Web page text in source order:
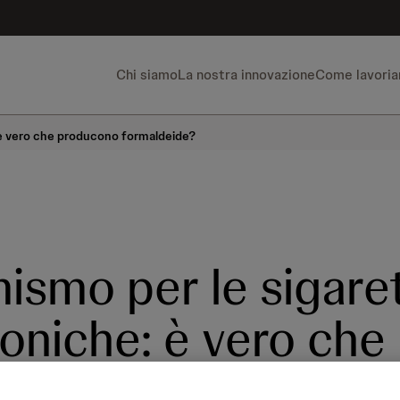
Chi siamoLa nostra innovazioneCome
che producono formaldeide?
per le
è vero che